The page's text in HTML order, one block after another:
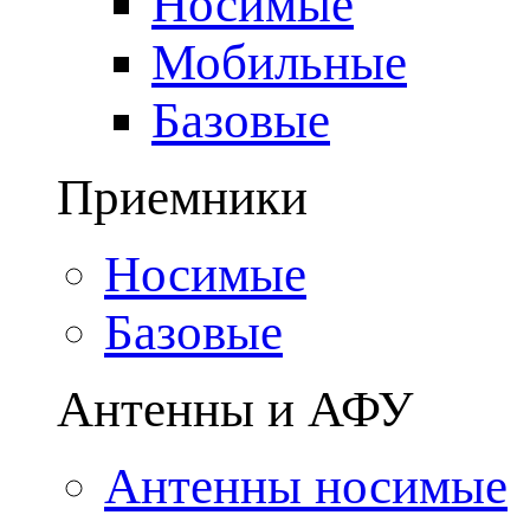
Мобильные
Базовые
Приемники
Носимые
Базовые
Антенны и АФУ
Антенны носимые